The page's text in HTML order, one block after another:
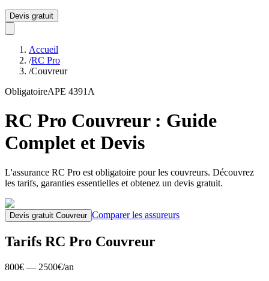
Devis gratuit
Accueil
/RC Pro
/Couvreur
ObligatoireAPE 4391A
RC Pro Couvreur: Guide
Complet et Devis
L'assurance RC Pro est obligatoire pour les couvreurs. Découvrez
les tarifs, garanties essentielles et obtenez un devis gratuit.
Devis gratuit Couvreur Comparer les assureurs
Tarifs RC Pro Couvreur
800€ — 2500€/an